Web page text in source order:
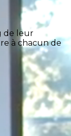
de leur
à chacun de